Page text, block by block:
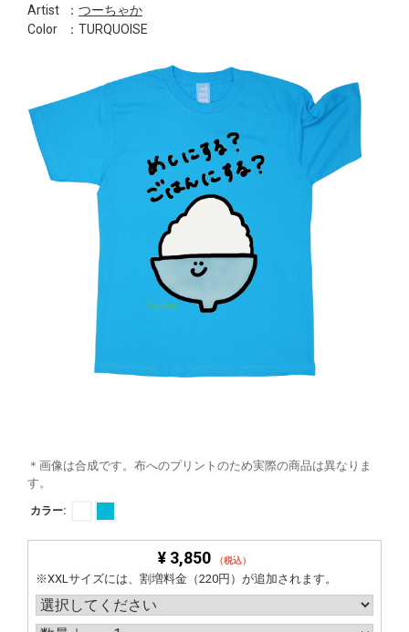
Artist
： つーちゃか
Color
：TURQUOISE
＊画像は合成です。布へのプリントのため実際の商品は異なりま
す。
カラー:
¥ 3,850 （税込）
※XXLサイズには、割増料金（220円）が追加されます。